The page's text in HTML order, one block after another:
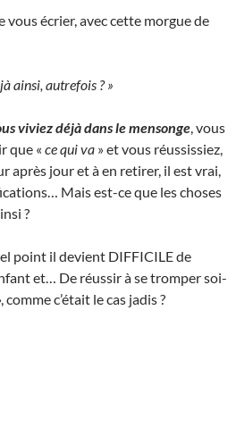
vous écrier, avec cette morgue de
ainsi, autrefois ? »
viviez déjà dans le mensonge , vous
que « ce qui va » et vous réussissiez,
après jour et à en retirer, il est vrai,
Mais est-ce que les choses
?
point il devient DIFFICILE de
et… De réussir à se tromper soi-
comme c’était le cas jadis ?